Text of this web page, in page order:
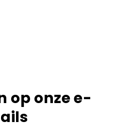
op onze e-